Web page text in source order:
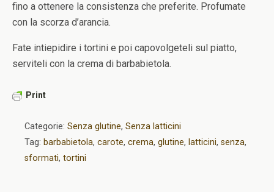
fino a ottenere la consistenza che preferite. Profumate
con la scorza d’arancia.
Fate intiepidire i tortini e poi capovolgeteli sul piatto,
serviteli con la crema di barbabietola.
Print
Categorie: Senza glutine, Senza latticini
Tag: barbabietola, carote, crema, glutine, latticini, senza,
sformati, tortini